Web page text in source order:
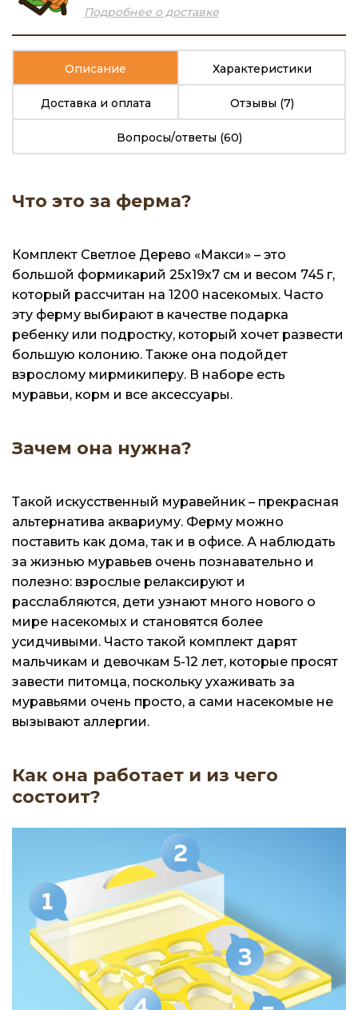
Подробнее о доставке
Описание Характеристики
Доставка и оплата Отзывы (7)
Вопросы/ответы (60)
Что это за ферма?
Комплект Светлое Дерево «Макси» – это
большой формикарий 25х19х7 см и весом 745 г,
который рассчитан на 1200 насекомых. Часто
эту ферму выбирают в качестве подарка
ребенку или подростку, который хочет развести
большую колонию. Также она подойдет
взрослому мирмикиперу. В наборе есть
муравьи, корм и все аксессуары.
Зачем она нужна?
Такой искусственный муравейник – прекрасная
альтернатива аквариуму. Ферму можно
поставить как дома, так и в офисе. А наблюдать
за жизнью муравьев очень познавательно и
полезно: взрослые релаксируют и
расслабляются, дети узнают много нового о
мире насекомых и становятся более
усидчивыми. Часто такой комплект дарят
мальчикам и девочкам 5-12 лет, которые просят
завести питомца, поскольку ухаживать за
муравьями очень просто, а сами насекомые не
вызывают аллергии.
Как она работает и из чего
состоит?